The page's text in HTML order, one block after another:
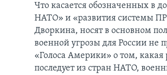
Что касается обозначенных в
НАТО» и «развития системы
Дворкина, носят в основном
военной угрозы для России не
«Голоса Америки» о том,
последует из стран НАТО,